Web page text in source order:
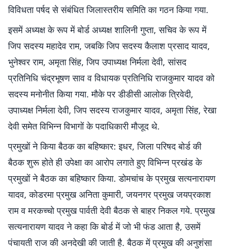
विविधता पर्षद से संबंधित जिलास्तरीय समिति का गठन किया गया.
इसमें अध्यक्ष के रूप में बोर्ड अध्यक्ष शालिनी गुप्ता, सचिव के रूप में
जिप सदस्य महादेव राम, जबकि जिप सदस्य कैलाश प्रसाद यादव,
भुनेश्वर राम, अमृता सिंह, जिप उपाध्यक्ष निर्मला देवी, सांसद
प्रतिनिधि चंद्रभूषण साव व विधायक प्रतिनिधि राजकुमार यादव को
सदस्य मनोनीत किया गया. मौके पर डीडीसी आलोक त्रिवेदी,
उपाध्यक्ष निर्मला देवी, जिप सदस्य राजकुमार यादव, अमृता सिंह, रेखा
देवी समेत विभिन्न विभागों के पदाधिकारी मौजूद थे.
प्रमुखों ने किया बैठक का बहिष्कार: इधर, जिला परिषद बोर्ड की
बैठक शुरू होते ही उपेक्षा का आरोप लगाते हुए विभिन्न प्रखंड के
प्रमुखों ने बैठक का बहिष्कार किया. डोमचांच के प्रमुख सत्यनारायण
यादव, कोडरमा प्रमुख अनिता कुमारी, जयनगर प्रमुख जयप्रकाश
राम व मरकच्चो प्रमुख पार्वती देवी बैठक से बाहर निकल गये. प्रमुख
सत्यनारायण यादव ने कहा कि बोर्ड में जो भी फंड आता है, उसमें
पंचायती राज की अनदेखी की जाती है. बैठक में प्रमुख की अनुशंसा